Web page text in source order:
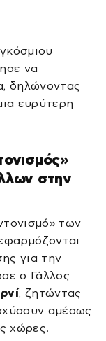
να
δηλώνοντας
ευρύτερη
στην
των
για την
ο Γάλλος
, ζητώντας
αμέσως
χώρες.